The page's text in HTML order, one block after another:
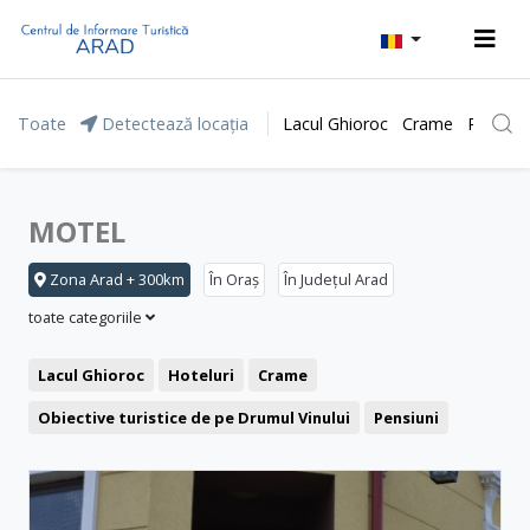
Toate Detectează locația Lacul Ghioroc Crame Parcul
MOTEL
Zona Arad + 300km În Oraș
În Județul Arad
toate categoriile
Lacul Ghioroc Hoteluri
Crame
Obiective turistice de pe Drumul Vinului
Pensiuni
Băile Lipova
Motel